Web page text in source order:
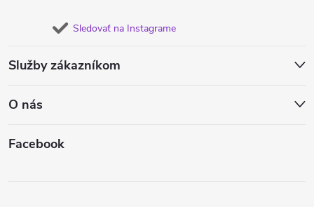
Sledovať na Instagrame
Služby zákazníkom
O nás
Facebook